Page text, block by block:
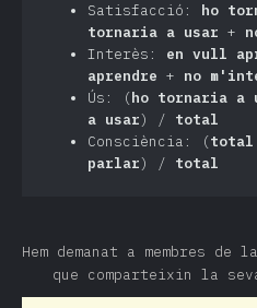
Satisfacció: ho
tornaria a usar +
Interès: en vull
aprendre + no
Ús: (ho tornaria a
a usar) / total
Consciència: (total
parlar) / total
Hem demanat a membres
que comparteixin la